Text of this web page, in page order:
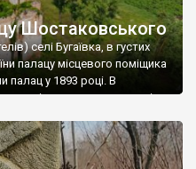
Шостаковського
селі Бугаївка, в густих
палацу місцевого поміщика
палац у 1893 році. В
містилася школа, потім
лікарню. Коли із
не […]